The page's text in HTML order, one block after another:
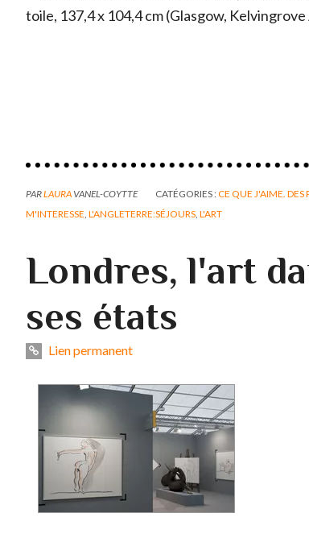
PARLAURA VANEL-COYTTE CATÉGORIES :CE QUE J'AIME. DES
M'INTERESSE, L'ANGLETERRE:SÉJOURS, L'ART
Londres, l'art
ses états
Lien permanent